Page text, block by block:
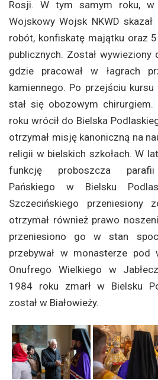
Rosji. W tym samym roku, w
Wojskowy Wojsk NKWD
robót, konfiskatę majątku oraz
publicznych. Został wywieziony
gdzie pracował w łagrach
kamiennego. Po przejściu
stał się obozowym
roku wrócił do Bielska
otrzymał misję kanoniczną na
religii w bielskich szkołach. W
funkcję proboszcza parafii
Pańskiego w Bielsku
Szczecińskiego przeniesiony
otrzymał również prawo
przeniesiono go w stan
przebywał w monasterze pod
Onufrego Wielkiego w
1984 roku zmarł w Bielsku
został w Białowieży.